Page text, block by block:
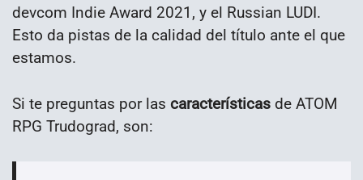
devcom Indie Award 2021, y el Russian LUDI.
Esto da pistas de la calidad del título ante el que
estamos.
Si te preguntas por las características de ATOM
RPG Trudograd, son: